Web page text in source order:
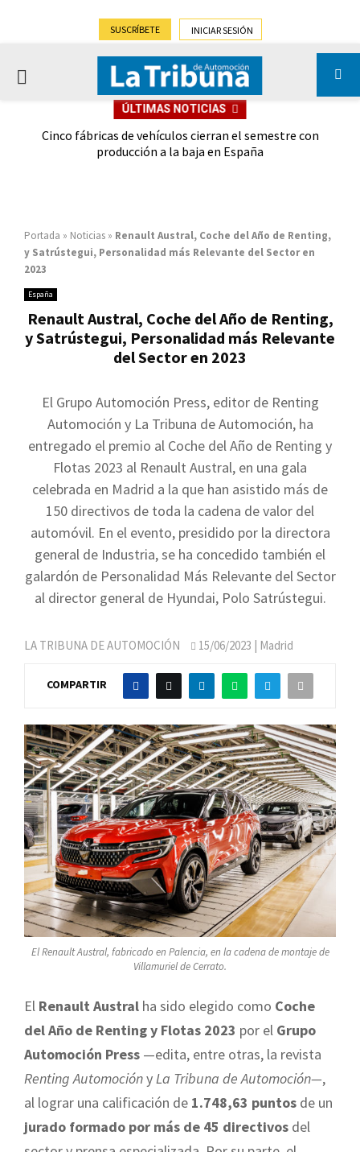
SUSCRÍBETE INICIAR SESIÓN
PRIMARY
ÚLTIMAS NOTICIAS
Cinco fábricas de vehículos cierran el semestre con
producción a la baja en España
Portada » Noticias » Renault Austral, Coche del Año de Renting,
y Satrústegui, Personalidad más Relevante del Sector en
2023
España
Renault Austral, Coche del Año de Renting,
y Satrústegui, Personalidad más Relevante
del Sector en 2023
El Grupo Automoción Press, editor de Renting
Automoción y La Tribuna de Automoción, ha
entregado el premio al Coche del Año de Renting y
Flotas 2023 al Renault Austral, en una gala
celebrada en Madrid a la que han asistido más de
150 directivos de toda la cadena de valor del
automóvil. En el evento, presidido por la directora
general de Industria, se ha concedido también el
galardón de Personalidad Más Relevante del Sector
al director general de Hyundai, Polo Satrústegui.
LA TRIBUNA DE AUTOMOCIÓN 15/06/2023 | Madrid
COMPARTIR
El Renault Austral, fabricado en Palencia, en la cadena de montaje de
Villamuriel de Cerrato.
El Renault Austral ha sido elegido como Coche
del Año de Renting y Flotas 2023 por el Grupo
Automoción Press —edita, entre otras, la revista
Renting AutomociónyLa Tribuna de Automoción—,
al lograr una calificación de 1.748,63 puntos de un
jurado formado por más de 45 directivos del